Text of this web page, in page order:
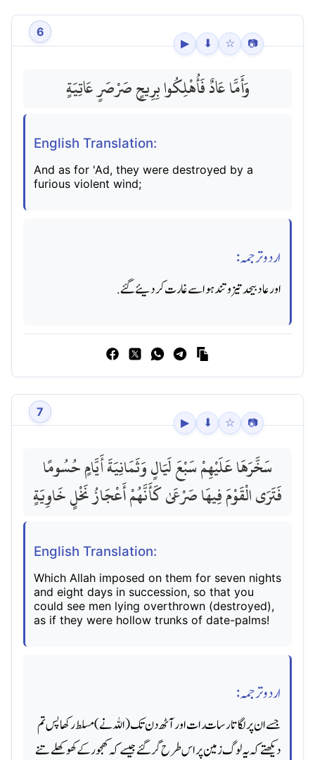
6
▶ ⬇ ☆ 📷
وَأَمَّا عَادٌ فَأُهْلِكُوا بِرِيحٍ صَرْصَرٍ عَاتِيَةٍ
English Translation:
And as for 'Ad, they were destroyed by a
furious violent wind;
اردو ترجمہ:
اور عاد بیحد تیز وتند ہوا سے غارت کردیئے گئے.
7
▶ ⬇ ☆ 📷
سَخَّرَهَا عَلَيْهِمْ سَبْعَ لَيَالٍ وَثَمَانِيَةَ أَيَّامٍ حُسُومًا
فَتَرَى الْقَوْمَ فِيهَا صَرْعَىٰ كَأَنَّهُمْ أَعْجَازُ نَخْلٍ خَاوِيَةٍ
English Translation:
Which Allah imposed on them for seven nights
and eight days in succession, so that you
could see men lying overthrown (destroyed),
as if they were hollow trunks of date-palms!
اردو ترجمہ:
جسے ان پر لگاتار سات رات اور آٹھ دن تک (اللہ نے) مسلط رکھا پس تم
دیکھتے کہ یہ لوگ زمین پر اس طرح گر گئے جیسے کہ کھجور کے کھوکھلے تنے